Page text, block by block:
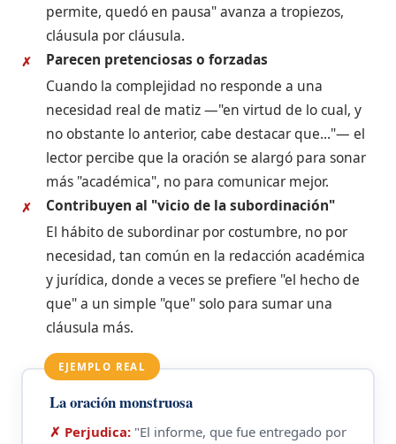
permite, quedó en pausa" avanza a tropiezos,
cláusula por cláusula.
✗
Parecen pretenciosas o forzadas
Cuando la complejidad no responde a una
necesidad real de matiz —"en virtud de lo cual, y
no obstante lo anterior, cabe destacar que..."— el
lector percibe que la oración se alargó para sonar
más "académica", no para comunicar mejor.
✗
Contribuyen al "vicio de la subordinación"
El hábito de subordinar por costumbre, no por
necesidad, tan común en la redacción académica
y jurídica, donde a veces se prefiere "el hecho de
que" a un simple "que" solo para sumar una
cláusula más.
EJEMPLO REAL
La oración monstruosa
✗ Perjudica:"El informe, que fue entregado por